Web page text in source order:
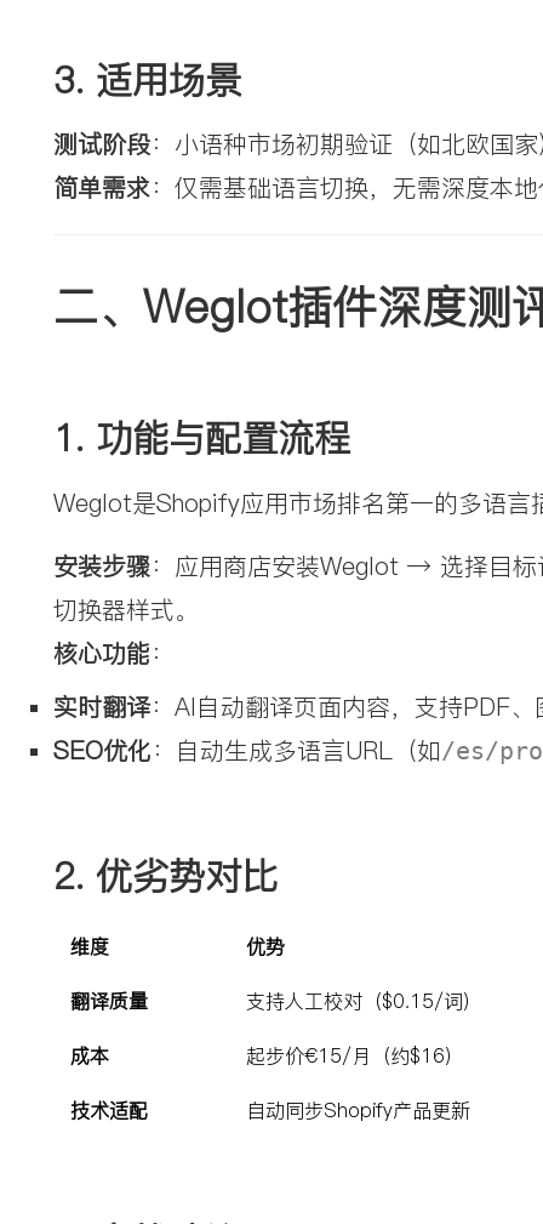
3. 适用场景
测试阶段：小语种市场初期验证（如北欧国
简单需求：仅需基础语言切换，无需深度本
二、Weglot插件深度测
1. 功能与配置流程
Weglot是Shopify应用市场排名第一的多语言
安装步骤：应用商店安装Weglot → 选择目
切换器样式。
核心功能：
实时翻译：AI自动翻译页面内容，支持PDF
SEO优化：自动生成多语言URL（如/es/
2. 优劣势对比
维度 优势
翻译质量 支持人工校对（$0.15/词）
成本 起步价€15/月（约$16）
技术适配 自动同步Shopify产品更新